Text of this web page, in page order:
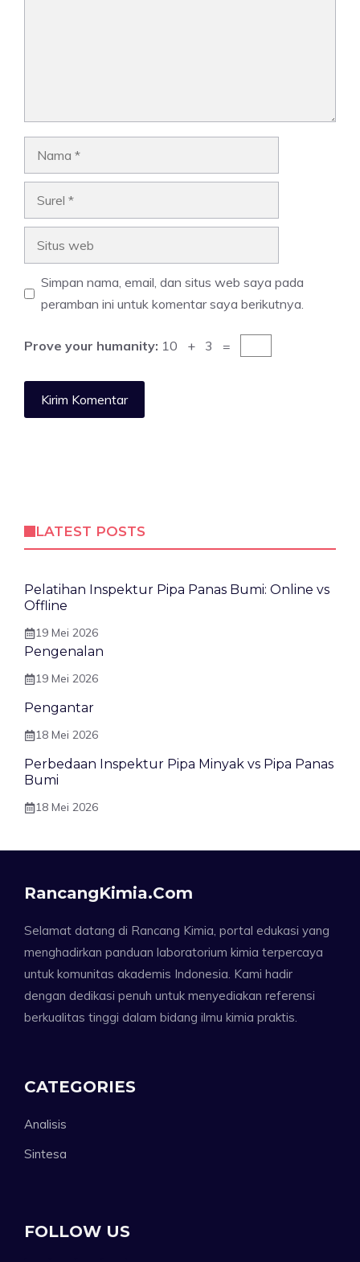
Simpan nama, email, dan situs web saya pada
peramban ini untuk komentar saya berikutnya.
Prove your humanity: 10 + 3 =
LATEST POSTS
Pelatihan Inspektur Pipa Panas Bumi: Online vs
Offline
19 Mei 2026
Pengenalan
19 Mei 2026
Pengantar
18 Mei 2026
Perbedaan Inspektur Pipa Minyak vs Pipa Panas
Bumi
18 Mei 2026
RancangKimia.com
Selamat datang di Rancang Kimia, portal edukasi yang
menghadirkan panduan laboratorium kimia terpercaya
untuk komunitas akademis Indonesia. Kami hadir
dengan dedikasi penuh untuk menyediakan referensi
berkualitas tinggi dalam bidang ilmu kimia praktis.
CATEGORIES
Analisis
Sintesa
FOLLOW US